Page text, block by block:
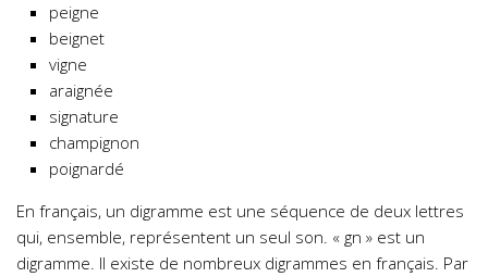
peigne
beignet
vigne
araignée
signature
champignon
poignardé
En français, un digramme est une séquence de deux lettres
qui, ensemble, représentent un seul son. « gn » est un
digramme. Il existe de nombreux digrammes en français. Par